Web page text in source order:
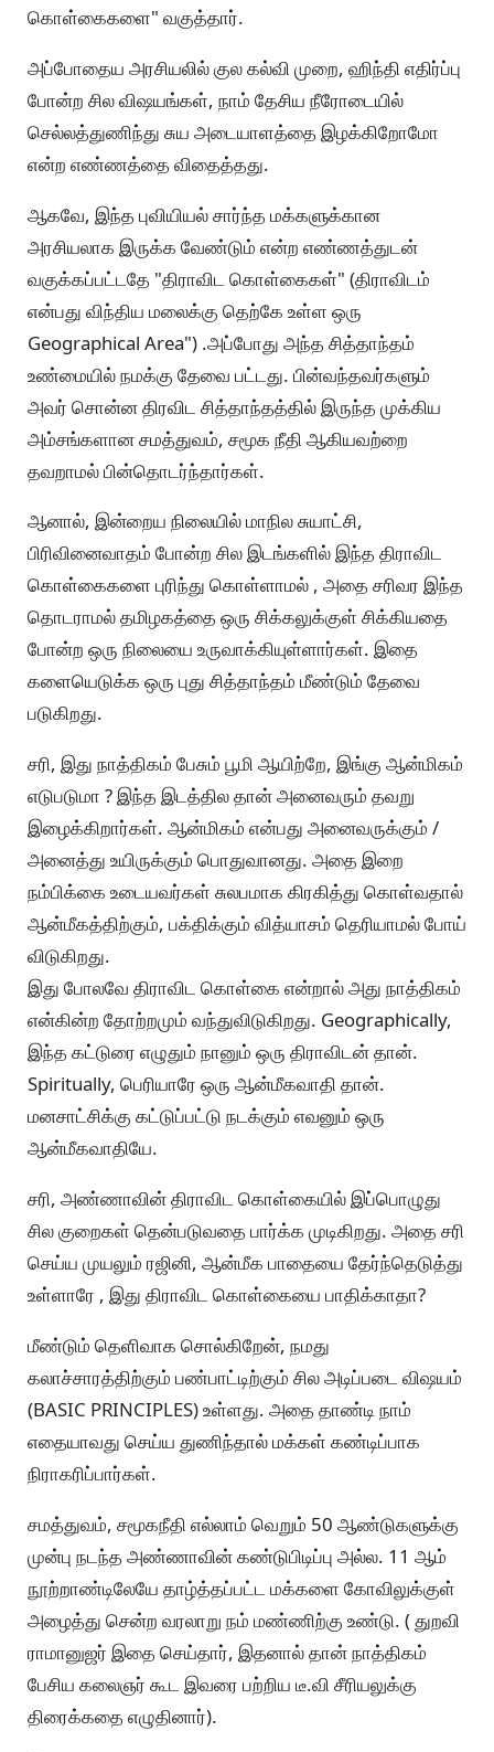
கொள்கைகளை" வகுத்தார்.
அப்போதைய அரசியலில் குல கல்வி முறை, ஹிந்தி எதிர்ப்பு
போன்ற சில விஷயங்கள், நாம் தேசிய நீரோடையில்
செல்லத்துணிந்து சுய அடையாளத்தை இழக்கிறோமோ
என்ற எண்ணத்தை விதைத்தது.
ஆகவே, இந்த புவியியல் சார்ந்த மக்களுக்கான
அரசியலாக இருக்க வேண்டும் என்ற எண்ணத்துடன்
வகுக்கப்பட்டதே "திராவிட கொள்கைகள்" (திராவிடம்
என்பது விந்திய மலைக்கு தெற்கே உள்ள ஒரு
Geographical Area") .அப்போது அந்த சித்தாந்தம்
உண்மையில் நமக்கு தேவை பட்டது. பின்வந்தவர்களும்
அவர் சொன்ன திரவிட சித்தாந்தத்தில் இருந்த முக்கிய
அம்சங்களான சமத்துவம், சமூக நீதி ஆகியவற்றை
தவறாமல் பின்தொடர்ந்தார்கள்.
ஆனால், இன்றைய நிலையில் மாநில சுயாட்சி,
பிரிவினைவாதம் போன்ற சில இடங்களில் இந்த திராவிட
கொள்கைகளை புரிந்து கொள்ளாமல் , அதை சரிவர இந்த
தொடராமல் தமிழகத்தை ஒரு சிக்கலுக்குள் சிக்கியதை
போன்ற ஒரு நிலையை உருவாக்கியுள்ளார்கள். இதை
களையெடுக்க ஒரு புது சித்தாந்தம் மீண்டும் தேவை
படுகிறது.
சரி, இது நாத்திகம் பேசும் பூமி ஆயிற்றே, இங்கு ஆன்மிகம்
எடுபடுமா ? இந்த இடத்தில தான் அனைவரும் தவறு
இழைக்கிறார்கள். ஆன்மிகம் என்பது அனைவருக்கும் /
அனைத்து உயிருக்கும் பொதுவானது. அதை இறை
நம்பிக்கை உடையவர்கள் சுலபமாக கிரகித்து கொள்வதால்
ஆன்மீகத்திற்கும், பக்திக்கும் வித்யாசம் தெரியாமல் போய்
விடுகிறது.
இது போலவே திராவிட கொள்கை என்றால் அது நாத்திகம்
என்கின்ற தோற்றமும் வந்துவிடுகிறது. Geographically,
இந்த கட்டுரை எழுதும் நானும் ஒரு திராவிடன் தான்.
Spiritually, பெரியாரே ஒரு ஆன்மீகவாதி தான்.
மனசாட்சிக்கு கட்டுப்பட்டு நடக்கும் எவனும் ஒரு
ஆன்மீகவாதியே.
சரி, அண்ணாவின் திராவிட கொள்கையில் இப்பொழுது
சில குறைகள் தென்படுவதை பார்க்க முடிகிறது. அதை சரி
செய்ய முயலும் ரஜினி, ஆன்மீக பாதையை தேர்ந்தெடுத்து
உள்ளாரே , இது திராவிட கொள்கையை பாதிக்காதா?
மீண்டும் தெளிவாக சொல்கிறேன், நமது
கலாச்சாரத்திற்கும் பண்பாட்டிற்கும் சில அடிப்படை விஷயம்
(BASIC PRINCIPLES) உள்ளது. அதை தாண்டி நாம்
எதையாவது செய்ய துணிந்தால் மக்கள் கண்டிப்பாக
நிராகரிப்பார்கள்.
சமத்துவம், சமூகநீதி எல்லாம் வெறும் 50 ஆண்டுகளுக்கு
முன்பு நடந்த அண்ணாவின் கண்டுபிடிப்பு அல்ல. 11 ஆம்
நூற்றாண்டிலேயே தாழ்த்தப்பட்ட மக்களை கோவிலுக்குள்
அழைத்து சென்ற வரலாறு நம் மண்ணிற்கு உண்டு. ( துறவி
ராமானுஜர் இதை செய்தார், இதனால் தான் நாத்திகம்
பேசிய கலைஞர் கூட இவரை பற்றிய டீ.வி சீரியலுக்கு
திரைக்கதை எழுதினார்).